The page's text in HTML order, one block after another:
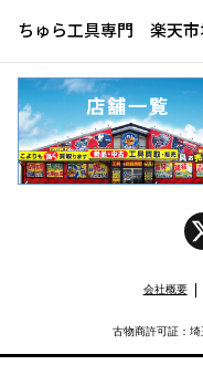
ちゅら工具専門 楽天市
会社概要
古物商許可証：